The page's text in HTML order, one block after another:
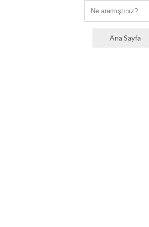
Ana Sayfa